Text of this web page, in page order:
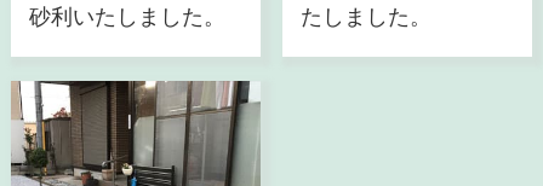
砂利いたしました。
たしました。